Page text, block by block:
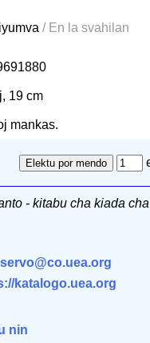
/ En la svahilan
19 cm
mankas.
- kitabu cha kiada
katalogo.uea.org
nin